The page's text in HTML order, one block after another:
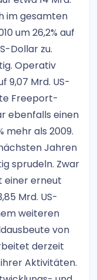
im gesamten
um 26,2% auf
Dollar zu.
Operativ
9,07 Mrd. US-
Freeport-
ebenfalls einen
mehr als 2009.
Jahren
sprudeln. Zwar
einer erneut
Mrd. US-
weiteren
von
derzeit
Aktivitäten.